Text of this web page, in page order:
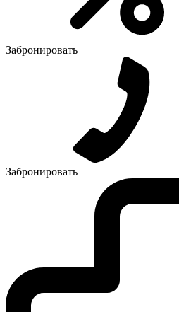
Забронировать
Забронировать